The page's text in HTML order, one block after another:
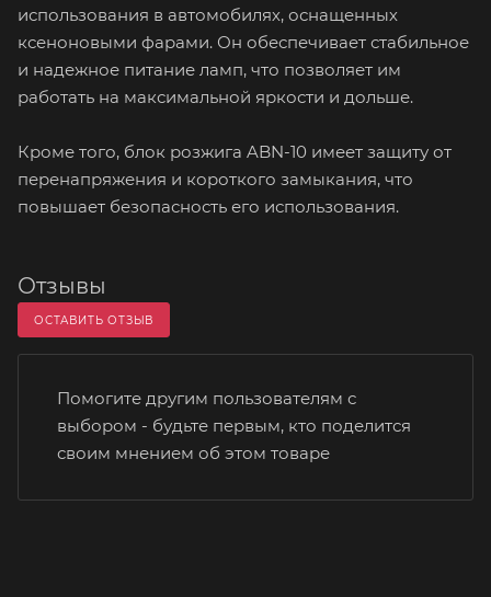
использования в автомобилях, оснащенных
ксеноновыми фарами. Он обеспечивает стабильное
и надежное питание ламп, что позволяет им
работать на максимальной яркости и дольше.
Кроме того, блок розжига ABN-10 имеет защиту от
перенапряжения и короткого замыкания, что
повышает безопасность его использования.
Отзывы
ОСТАВИТЬ ОТЗЫВ
Помогите другим пользователям с
выбором - будьте первым, кто поделится
своим мнением об этом товаре